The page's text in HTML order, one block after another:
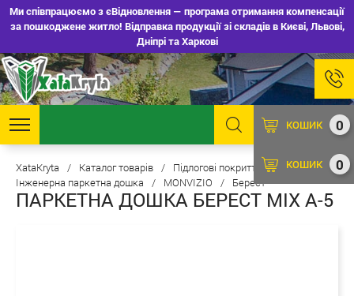
Ми співпрацюємо з єВідновлення — програма отримання компенсації
за пошкоджене житло! Відправка продукції зі складів в Києві, Львові,
Дніпрі та Харкові
0
КОШИК
0
КОШИК
XataKryta / Каталог товарів / Підлогові покриття
/
Інженерна паркетна дошка
/ MONVIZIO / Берест
ПАРКЕТНА ДОШКА БЕРЕСТ MIX А-5